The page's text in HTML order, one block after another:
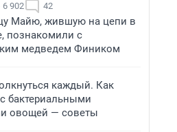
6 902 42
Майю, жившую на цепи в
познакомили с
медведем Фиником
каждый. Как
бактериальными
овощей — советы